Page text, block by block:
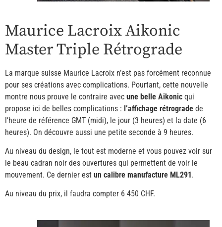
Maurice Lacroix Aikonic
Master Triple Rétrograde
La marque suisse Maurice Lacroix n’est pas forcément reconnue
pour ses créations avec complications. Pourtant, cette nouvelle
montre nous prouve le contraire avec une belle Aikonic qui
propose ici de belles complications : l’affichage rétrograde de
l’heure de référence GMT (midi), le jour (3 heures) et la date (6
heures). On découvre aussi une petite seconde à 9 heures.
Au niveau du design, le tout est moderne et vous pouvez voir sur
le beau cadran noir des ouvertures qui permettent de voir le
mouvement. Ce dernier est un calibre manufacture ML291.
Au niveau du prix, il faudra compter 6 450 CHF.